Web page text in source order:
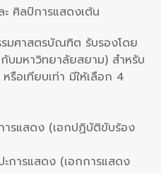
ศิลป์การแสดงเต้น
มศาสตรบัณฑิต รับรองโดย
บมหาวิทยาลัยสยาม) สำหรับ
รือเทียบเท่า มีให้เลือก 4
ารแสดง (เอกปฏิบัติขับร้อง
การแสดง (เอกการแสดง